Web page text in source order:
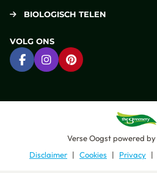
BIOLOGISCH TELEN
VOLG ONS
Ga naar Facebook
Ga naar Instagram
Ga naar Pinterest
Verse Oogstpowered by
Disclaimer
Cookies Privacy